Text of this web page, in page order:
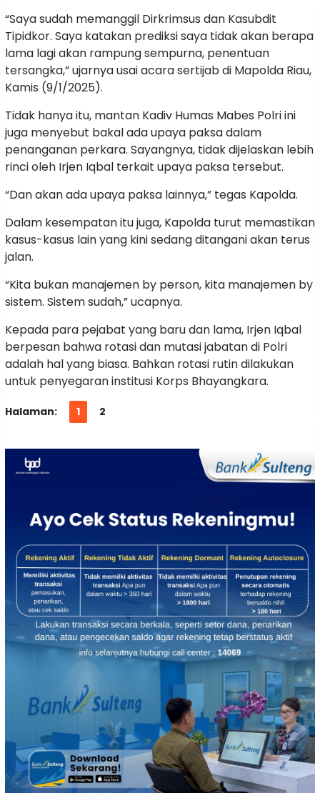
“Saya sudah memanggil Dirkrimsus dan Kasubdit
Tipidkor. Saya katakan prediksi saya tidak akan berapa
lama lagi akan rampung sempurna, penentuan
tersangka,” ujarnya usai acara sertijab di Mapolda Riau,
Kamis (9/1/2025).
Tidak hanya itu, mantan Kadiv Humas Mabes Polri ini
juga menyebut bakal ada upaya paksa dalam
penanganan perkara. Sayangnya, tidak dijelaskan lebih
rinci oleh Irjen Iqbal terkait upaya paksa tersebut.
“Dan akan ada upaya paksa lainnya,” tegas Kapolda.
Dalam kesempatan itu juga, Kapolda turut memastikan
kasus-kasus lain yang kini sedang ditangani akan terus
jalan.
“Kita bukan manajemen by person, kita manajemen by
sistem. Sistem sudah,” ucapnya.
Kepada para pejabat yang baru dan lama, Irjen Iqbal
berpesan bahwa rotasi dan mutasi jabatan di Polri
adalah hal yang biasa. Bahkan rotasi rutin dilakukan
untuk penyegaran institusi Korps Bhayangkara.
Halaman: 1 2